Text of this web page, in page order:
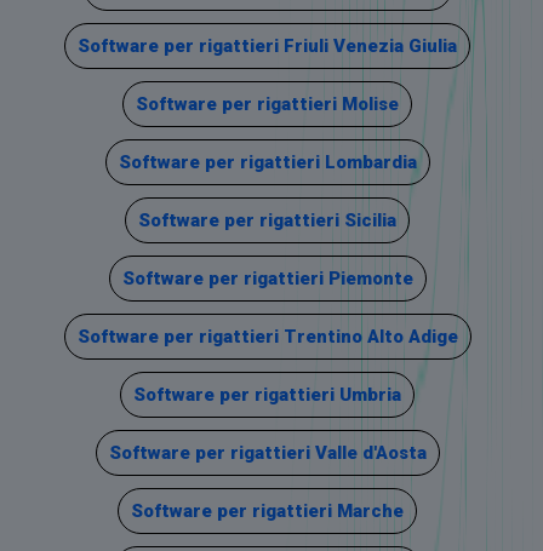
Software per rigattieri Friuli Venezia Giulia
Software per rigattieri Molise
Software per rigattieri Lombardia
Software per rigattieri Sicilia
Software per rigattieri Piemonte
Software per rigattieri Trentino Alto Adige
Software per rigattieri Umbria
Software per rigattieri Valle d'Aosta
Software per rigattieri Marche